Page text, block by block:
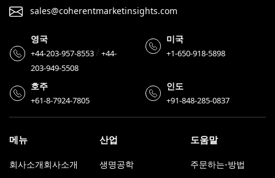
sales@coherentmarketinsights.com
영국
+44-203-957-8553/+44-
203-949-5508
미국
+1-650-918-5898
호주
+61-8-7924-7805
인도
+91-848-285-0837
메뉴
회사소개회사소개
산업
생명공학
도움말
주문하는-방법